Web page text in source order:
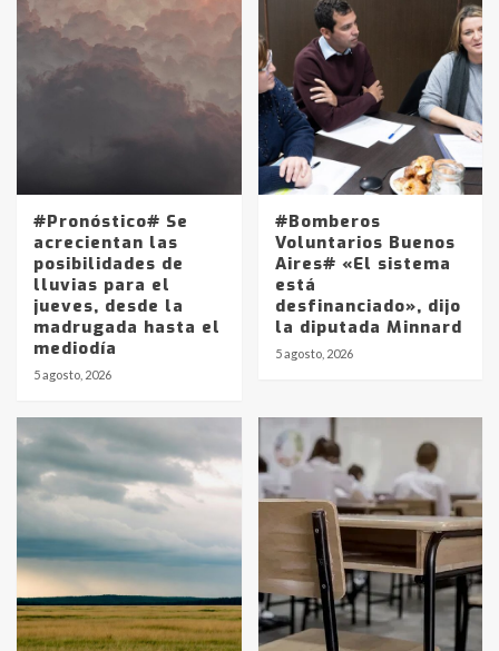
#Pronóstico# Se
acrecientan las
posibilidades de
lluvias para el
jueves, desde la
madrugada hasta el
mediodía
5 agosto, 2026
#Bomberos
Voluntarios Buenos
Aires# «El sistema
está
desfinanciado», dijo
la diputada Minnard
5 agosto, 2026
pampeanos que fueron
protagonistas del fatal accidente
en la mañana del lunes
4
Accidente en Ruta 5: falleció un
joven de Trenque Lauquen